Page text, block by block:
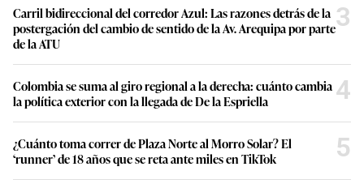
Carril bidireccional del corredor Azul: Las razones detrás de la
postergación del cambio de sentido de la Av. Arequipa por parte
de la ATU
3
Colombia se suma al giro regional a la derecha: cuánto cambia
la política exterior con la llegada de De la Espriella
4
¿Cuánto toma correr de Plaza Norte al Morro Solar? El
‘runner’ de 18 años que se reta ante miles en TikTok
5